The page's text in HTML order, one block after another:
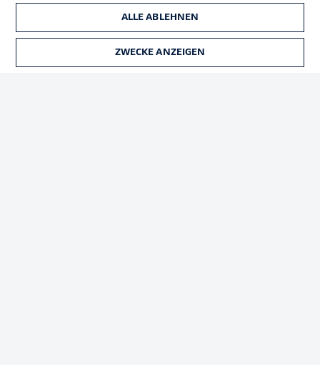
Rechtliche Hinweise Voreinstellungen verwalten
ALLE ABLEHNEN
ZWECKE ANZEIGEN